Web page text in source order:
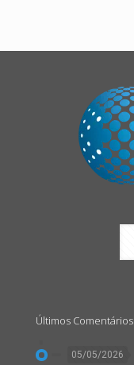
Últimos Comentários
05/05/2026